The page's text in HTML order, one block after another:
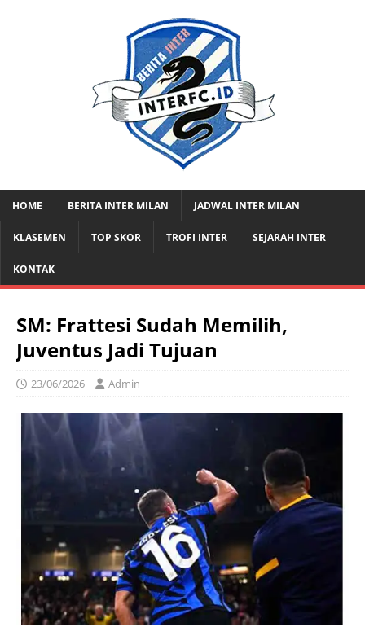
HOME BERITA INTER MILAN JADWAL INTER MILAN
KLASEMEN TOP SKOR TROFI INTER SEJARAH INTER
KONTAK
SM: Frattesi Sudah Memilih,
Juventus Jadi Tujuan
23/06/2026 Admin